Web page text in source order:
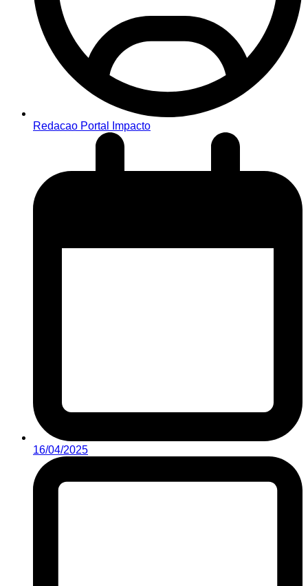
Redacao Portal Impacto
16/04/2025